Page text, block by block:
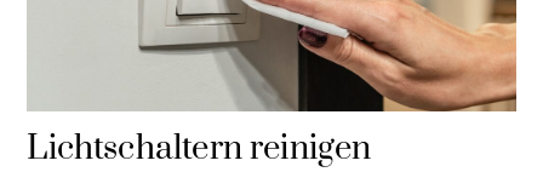
Lichtschaltern reinigen